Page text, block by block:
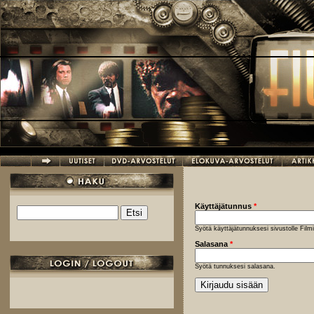
Hyppää pääsisältöön
Hakulomake
Käyttäjätunnus *
Syötä käyttäjätunnuksesi sivustolle
Salasana *
Syötä tunnuksesi salasana.